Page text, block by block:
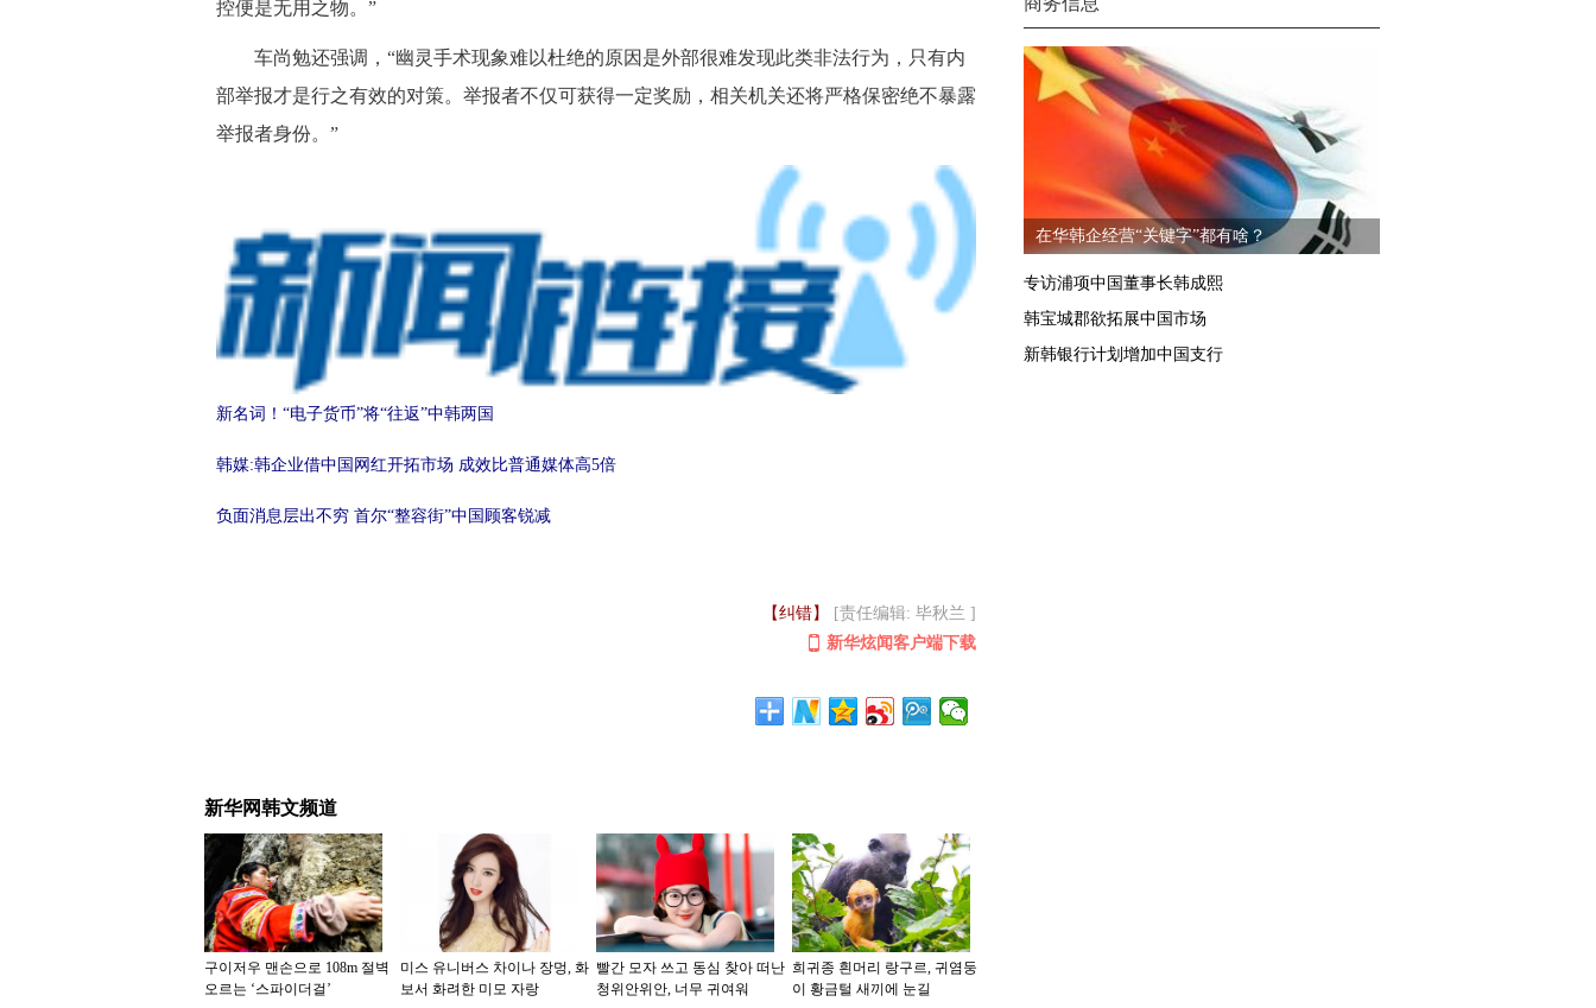
在华韩企经营“关键字”都有啥？
专访浦项中国董事长韩成熙
韩宝城郡欲拓展中国市场
新韩银行计划增加中国支行
控便是无用之物。”
车尚勉还强调，“幽灵手术现象难以杜绝的原因是外部很难发现此类非法行为，只有内
部举报才是行之有效的对策。举报者不仅可获得一定奖励，相关机关还将严格保密绝不暴露
举报者身份。”
新名词！“电子货币”将“往返”中韩两国
韩媒:韩企业借中国网红开拓市场 成效比普通媒体高5倍
负面消息层出不穷 首尔“整容街”中国顾客锐减
【纠错】
[责任编辑: 毕秋兰 ]
新华炫闻客户端下载
新华网韩文频道
구이저우 맨손으로 108m 절벽
오르는 ‘스파이더걸’
미스 유니버스 차이나 장멍, 화
보서 화려한 미모 자랑
빨간 모자 쓰고 동심 찾아 떠난
청위안위안, 너무 귀여워
희귀종 흰머리 랑구르, 귀염둥
이 황금털 새끼에 눈길